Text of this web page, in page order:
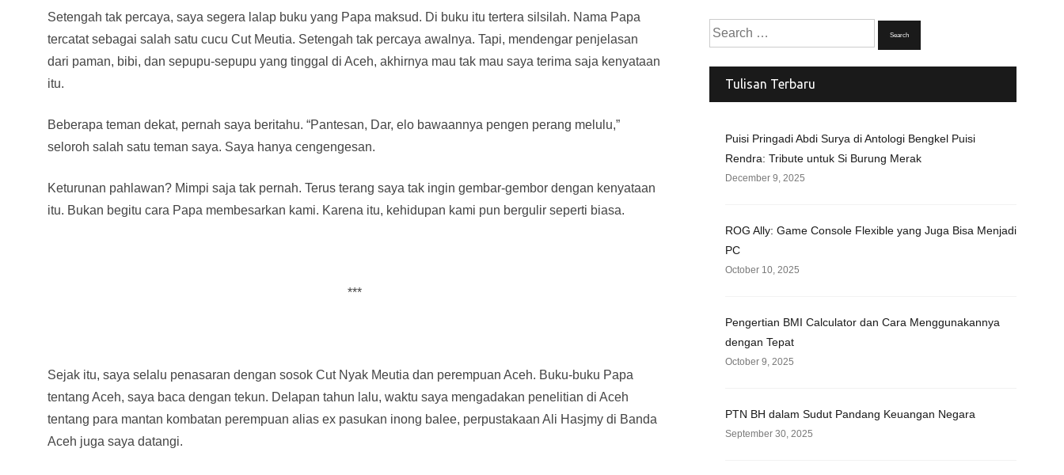
Setengah tak percaya, saya segera lalap buku yang Papa maksud. Di buku itu tertera silsilah. Nama Papa
tercatat sebagai salah satu cucu Cut Meutia. Setengah tak percaya awalnya. Tapi, mendengar penjelasan
dari paman, bibi, dan sepupu-sepupu yang tinggal di Aceh, akhirnya mau tak mau saya terima saja kenyataan
itu.
Beberapa teman dekat, pernah saya beritahu. “Pantesan, Dar, elo bawaannya pengen perang melulu,”
seloroh salah satu teman saya. Saya hanya cengengesan.
Keturunan pahlawan? Mimpi saja tak pernah. Terus terang saya tak ingin gembar-gembor dengan kenyataan
itu. Bukan begitu cara Papa membesarkan kami. Karena itu, kehidupan kami pun bergulir seperti biasa.
***
Sejak itu, saya selalu penasaran dengan sosok Cut Nyak Meutia dan perempuan Aceh. Buku-buku Papa
tentang Aceh, saya baca dengan tekun. Delapan tahun lalu, waktu saya mengadakan penelitian di Aceh
tentang para mantan kombatan perempuan alias ex pasukan inong balee, perpustakaan Ali Hasjmy di Banda
Aceh juga saya datangi.
Search
for:
Tulisan Terbaru
Puisi Pringadi Abdi Surya di Antologi Bengkel Puisi
Rendra: Tribute untuk Si Burung Merak
December 9, 2025
ROG Ally: Game Console Flexible yang Juga Bisa Menjadi
PC
October 10, 2025
Pengertian BMI Calculator dan Cara Menggunakannya
dengan Tepat
October 9, 2025
PTN BH dalam Sudut Pandang Keuangan Negara
September 30, 2025